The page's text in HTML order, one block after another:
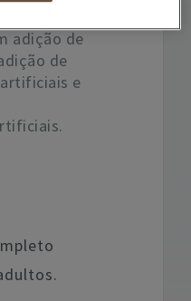
adição de
de
e